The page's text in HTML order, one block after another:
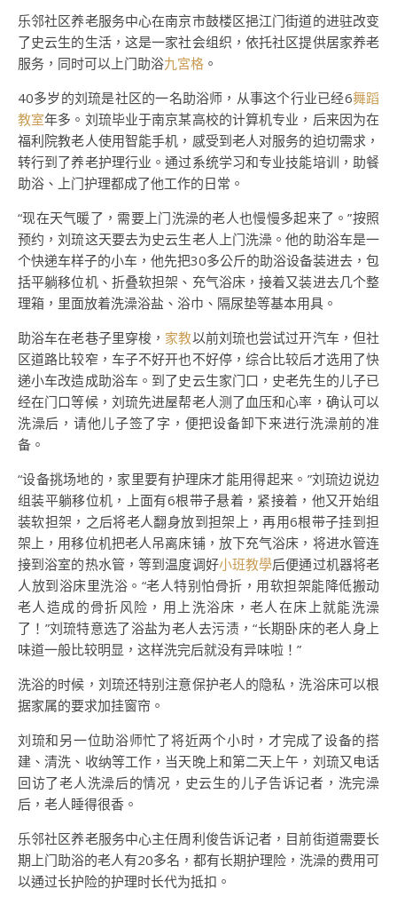
乐邻社区养老服务中心在南京市鼓楼区挹江门街道的进驻改变
了史云生的生活，这是一家社会组织，依托社区提供居家养老
服务，同时可以上门助浴九宮格 。
40多岁的刘琉是社区的一名助浴师，从事这个行业已经6舞蹈
教室年多。刘琉毕业于南京某高校的计算机专业，后来因为在
福利院教老人使用智能手机，感受到老人对服务的迫切需求，
转行到了养老护理行业。通过系统学习和专业技能培训，助餐
助浴、上门护理都成了他工作的日常。
“现在天气暖了，需要上门洗澡的老人也慢慢多起来了。”按照
预约，刘琉这天要去为史云生老人上门洗澡。他的助浴车是一
个快递车样子的小车，他先把30多公斤的助浴设备装进去，包
括平躺移位机、折叠软担架、充气浴床，接着又装进去几个整
理箱，里面放着洗澡浴盐、浴巾、隔尿垫等基本用具。
助浴车在老巷子里穿梭， 家教以前刘琉也尝试过开汽车，但社
区道路比较窄，车子不好开也不好停，综合比较后才选用了快
递小车改造成助浴车。到了史云生家门口，史老先生的儿子已
经在门口等候，刘琉先进屋帮老人测了血压和心率，确认可以
洗澡后，请他儿子签了字，便把设备卸下来进行洗澡前的准
备。
“设备挑场地的，家里要有护理床才能用得起来。”刘琉边说边
组装平躺移位机，上面有6根带子悬着，紧接着，他又开始组
装软担架，之后将老人翻身放到担架上，再用6根带子挂到担
架上，用移位机把老人吊离床铺，放下充气浴床，将进水管连
接到浴室的热水管，等到温度调好小班教學后便通过机器将老
人放到浴床里洗浴。“老人特别怕骨折，用软担架能降低搬动
老人造成的骨折风险，用上洗浴床，老人在床上就能洗澡
了！”刘琉特意选了浴盐为老人去污渍，“长期卧床的老人身上
味道一般比较明显，这样洗完后就没有异味啦！”
洗浴的时候，刘琉还特别注意保护老人的隐私，洗浴床可以根
据家属的要求加挂窗帘。
刘琉和另一位助浴师忙了将近两个小时，才完成了设备的搭
建、清洗、收纳等工作，当天晚上和第二天上午，刘琉又电话
回访了老人洗澡后的情况，史云生的儿子告诉记者，洗完澡
后，老人睡得很香。
乐邻社区养老服务中心主任周利俊告诉记者，目前街道需要长
期上门助浴的老人有20多名，都有长期护理险，洗澡的费用可
以通过长护险的护理时长代为抵扣。